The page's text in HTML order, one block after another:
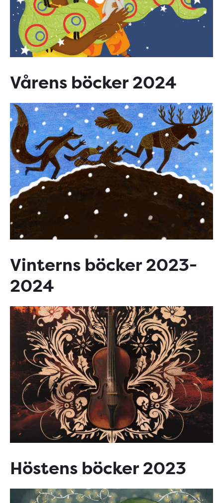
Vårens böcker 2024
Vinterns böcker 2023-
2024
Höstens böcker 2023